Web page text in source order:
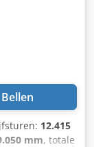
Bellen
12.415
mm, totale